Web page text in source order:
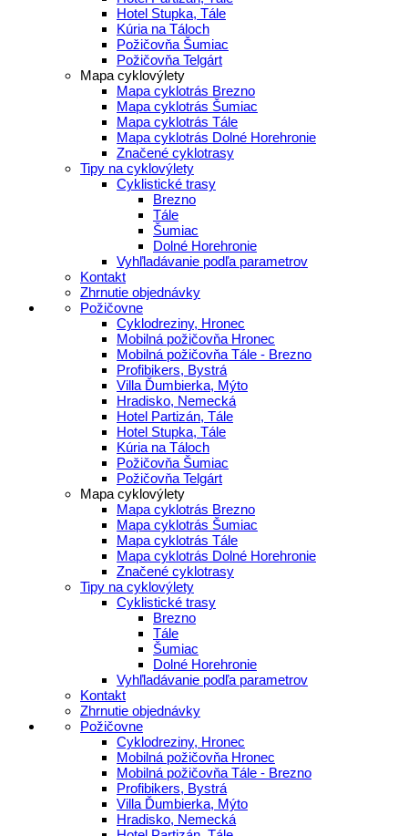
Hotel Stupka, Tále
Kúria na Táloch
Požičovňa Šumiac
Požičovňa Telgárt
Mapa cyklovýlety
Mapa cyklotrás Brezno
Mapa cyklotrás Šumiac
Mapa cyklotrás Tále
Mapa cyklotrás Dolné Horehronie
Značené cyklotrasy
Tipy na cyklovýlety
Cyklistické trasy
Brezno
Tále
Šumiac
Dolné Horehronie
Vyhľladávanie podľa parametrov
Kontakt
Zhrnutie objednávky
Požičovne
Cyklodreziny, Hronec
Mobilná požičovňa Hronec
Mobilná požičovňa Tále - Brezno
Profibikers, Bystrá
Villa Ďumbierka, Mýto
Hradisko, Nemecká
Hotel Partizán, Tále
Hotel Stupka, Tále
Kúria na Táloch
Požičovňa Šumiac
Požičovňa Telgárt
Mapa cyklovýlety
Mapa cyklotrás Brezno
Mapa cyklotrás Šumiac
Mapa cyklotrás Tále
Mapa cyklotrás Dolné Horehronie
Značené cyklotrasy
Tipy na cyklovýlety
Cyklistické trasy
Brezno
Tále
Šumiac
Dolné Horehronie
Vyhľladávanie podľa parametrov
Kontakt
Zhrnutie objednávky
Požičovne
Cyklodreziny, Hronec
Mobilná požičovňa Hronec
Mobilná požičovňa Tále - Brezno
Profibikers, Bystrá
Villa Ďumbierka, Mýto
Hradisko, Nemecká